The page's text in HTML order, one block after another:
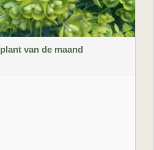
plant van de maand